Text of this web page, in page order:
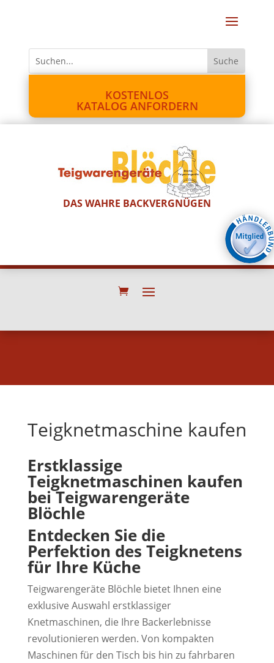
KOSTENLOS
KATALOG ANFORDERN
DAS WAHRE BACKVERGNÜGEN
Teigknetmaschine kaufen
Erstklassige
Teigknetmaschinen kaufen
bei Teigwarengeräte
Blöchle
Entdecken Sie die
Perfektion des Teigknetens
für Ihre Küche
Teigwarengeräte Blöchle bietet Ihnen eine
exklusive Auswahl erstklassiger
Knetmaschinen, die Ihre Backerlebnisse
revolutionieren werden. Von kompakten
Maschinen für den Tisch bis hin zu fahrbaren